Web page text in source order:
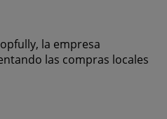
la empresa
las compras locales